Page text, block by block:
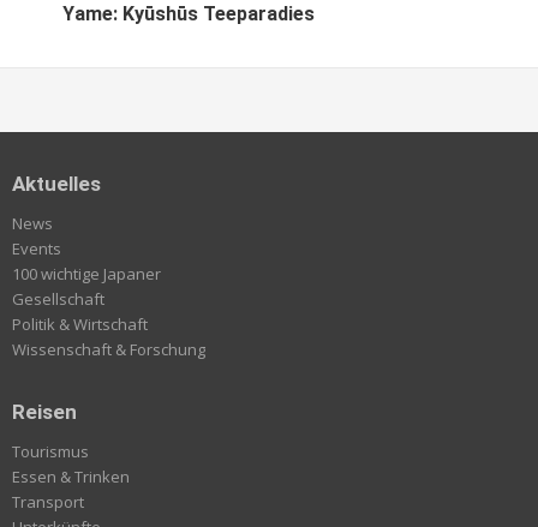
Yame: Kyūshūs Teeparadies
Aktuelles
News
Events
100 wichtige Japaner
Gesellschaft
Politik & Wirtschaft
Wissenschaft & Forschung
Reisen
Tourismus
Essen & Trinken
Transport